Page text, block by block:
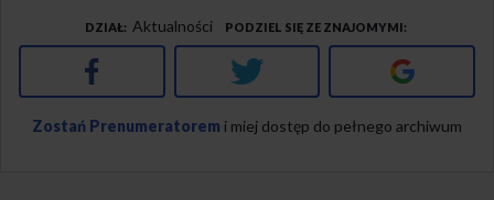
DZIAŁ Aktualności PODZIEL SIĘ ZE ZNAJOMYMI
Facebook Twitter Google+
Zostań Prenumeratorem i miej dostęp do pełnego archiwum